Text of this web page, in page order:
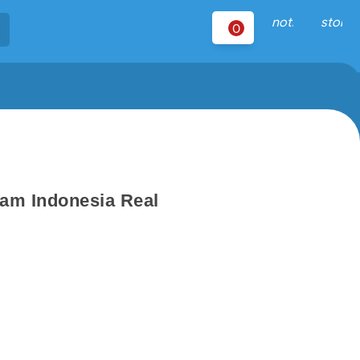
store
notifications
0
Indonesia Real